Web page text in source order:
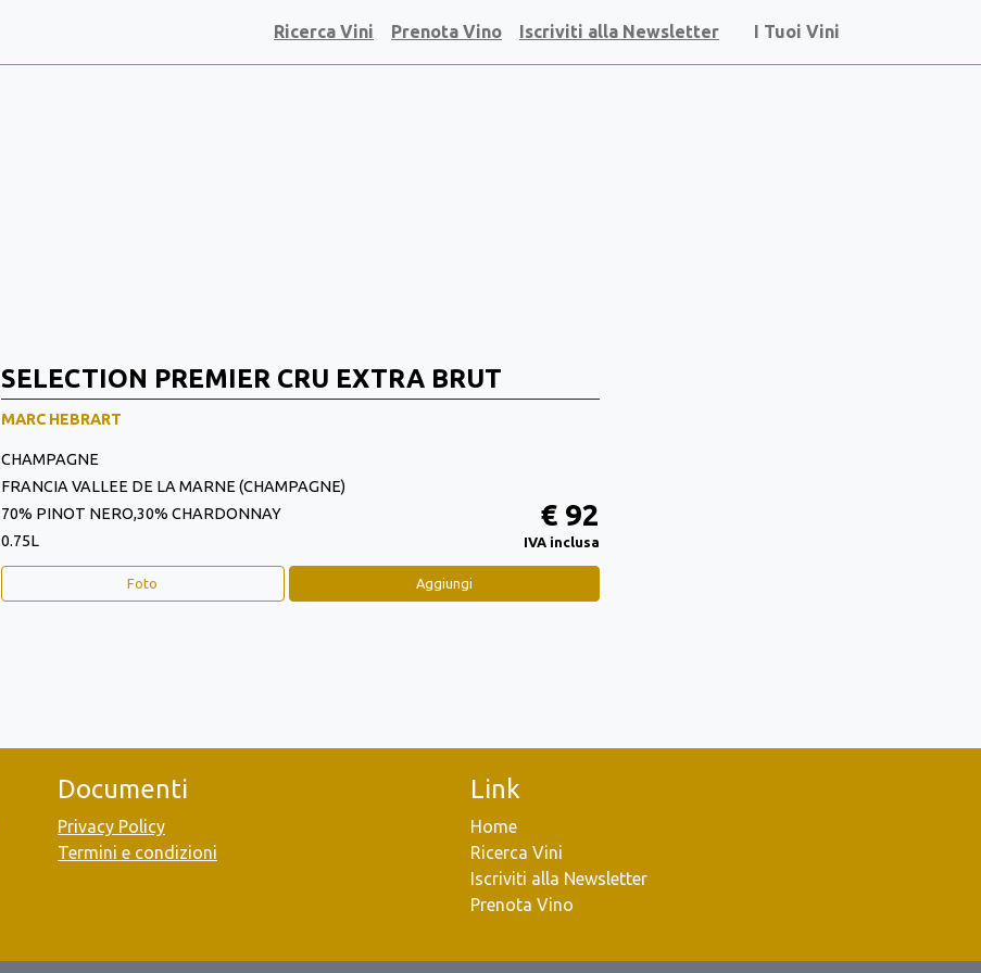
Ricerca Vini Prenota Vino Iscriviti alla Newsletter I Tuoi Vini
SELECTION PREMIER CRU EXTRA BRUT
MARC HEBRART
CHAMPAGNE
FRANCIA VALLEE DE LA MARNE (CHAMPAGNE)
70% PINOT NERO,30% CHARDONNAY
0.75L
€ 92
IVA inclusa
Foto Aggiungi
Documenti
Privacy Policy
Termini e condizioni
Link
Home
Ricerca Vini
Iscriviti alla Newsletter
Prenota Vino